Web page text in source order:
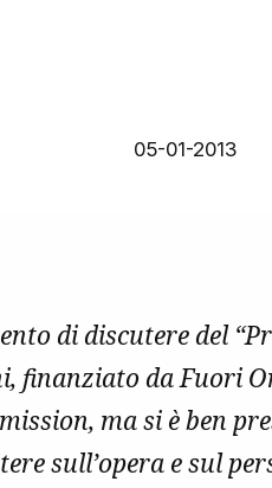
05-01-2013
di discutere del
finanziato da Fuori
ma si è ben
sull’opera e sul